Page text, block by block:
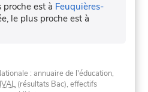
proche est à Feuquières-
le plus proche est à
: annuaire de l'éducation,
IVAL (résultats Bac), effectifs